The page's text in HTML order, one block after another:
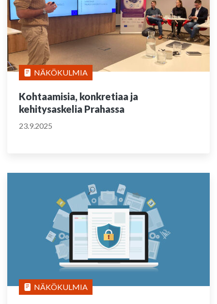
NÄKÖKULMIA
Kohtaamisia, konkretiaa ja
kehitysaskelia Prahassa
23.9.2025
NÄKÖKULMIA